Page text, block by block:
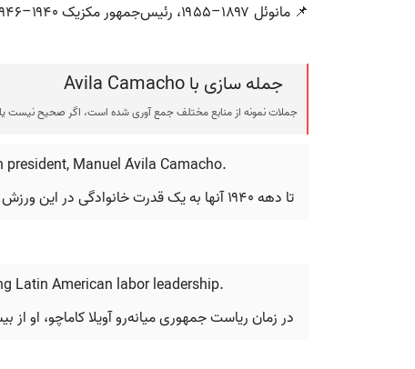
📌 مانوئل ۱۸۹۷–۱۹۵۵، رئیس‌جمهور مکزیک ۱۹۴۰–۱۹۴۶.
جمله سازی با Avila Camacho
جملات نمونه از منابع مختلف جمع آوری شده است، اگر صحیح نیست
Manuel Ávila Camacho.
تا دهه ۱۹۴۰ آنها به یک قدرت خانوادگی در این ورزش تبدیل شده بودند و توسط رئیس جمهور مکزیک، مانوئل آویلا کاماچو، برای رقابت در خارج از کشور انتخاب می‌شدند.
Latin American labor leadership.
در زمان ریاست جمهوری میانه‌رو آویلا کاماچو، او